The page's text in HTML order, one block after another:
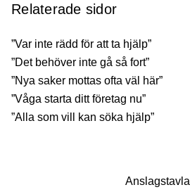
Relaterade sidor
”Var inte rädd för att ta hjälp”
”Det behöver inte gå så fort”
”Nya saker mottas ofta väl här”
”Våga starta ditt företag nu”
”Alla som vill kan söka hjälp”
Anslagstavla